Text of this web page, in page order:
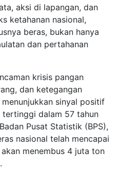
aksi di lapangan, dan
ketahanan nasional,
beras, bukan hanya
dan pertahanan
krisis pangan
dan ketegangan
sinyal positif
dalam 57 tahun
Pusat Statistik (BPS),
nasional telah mencapai
menembus 4 juta ton